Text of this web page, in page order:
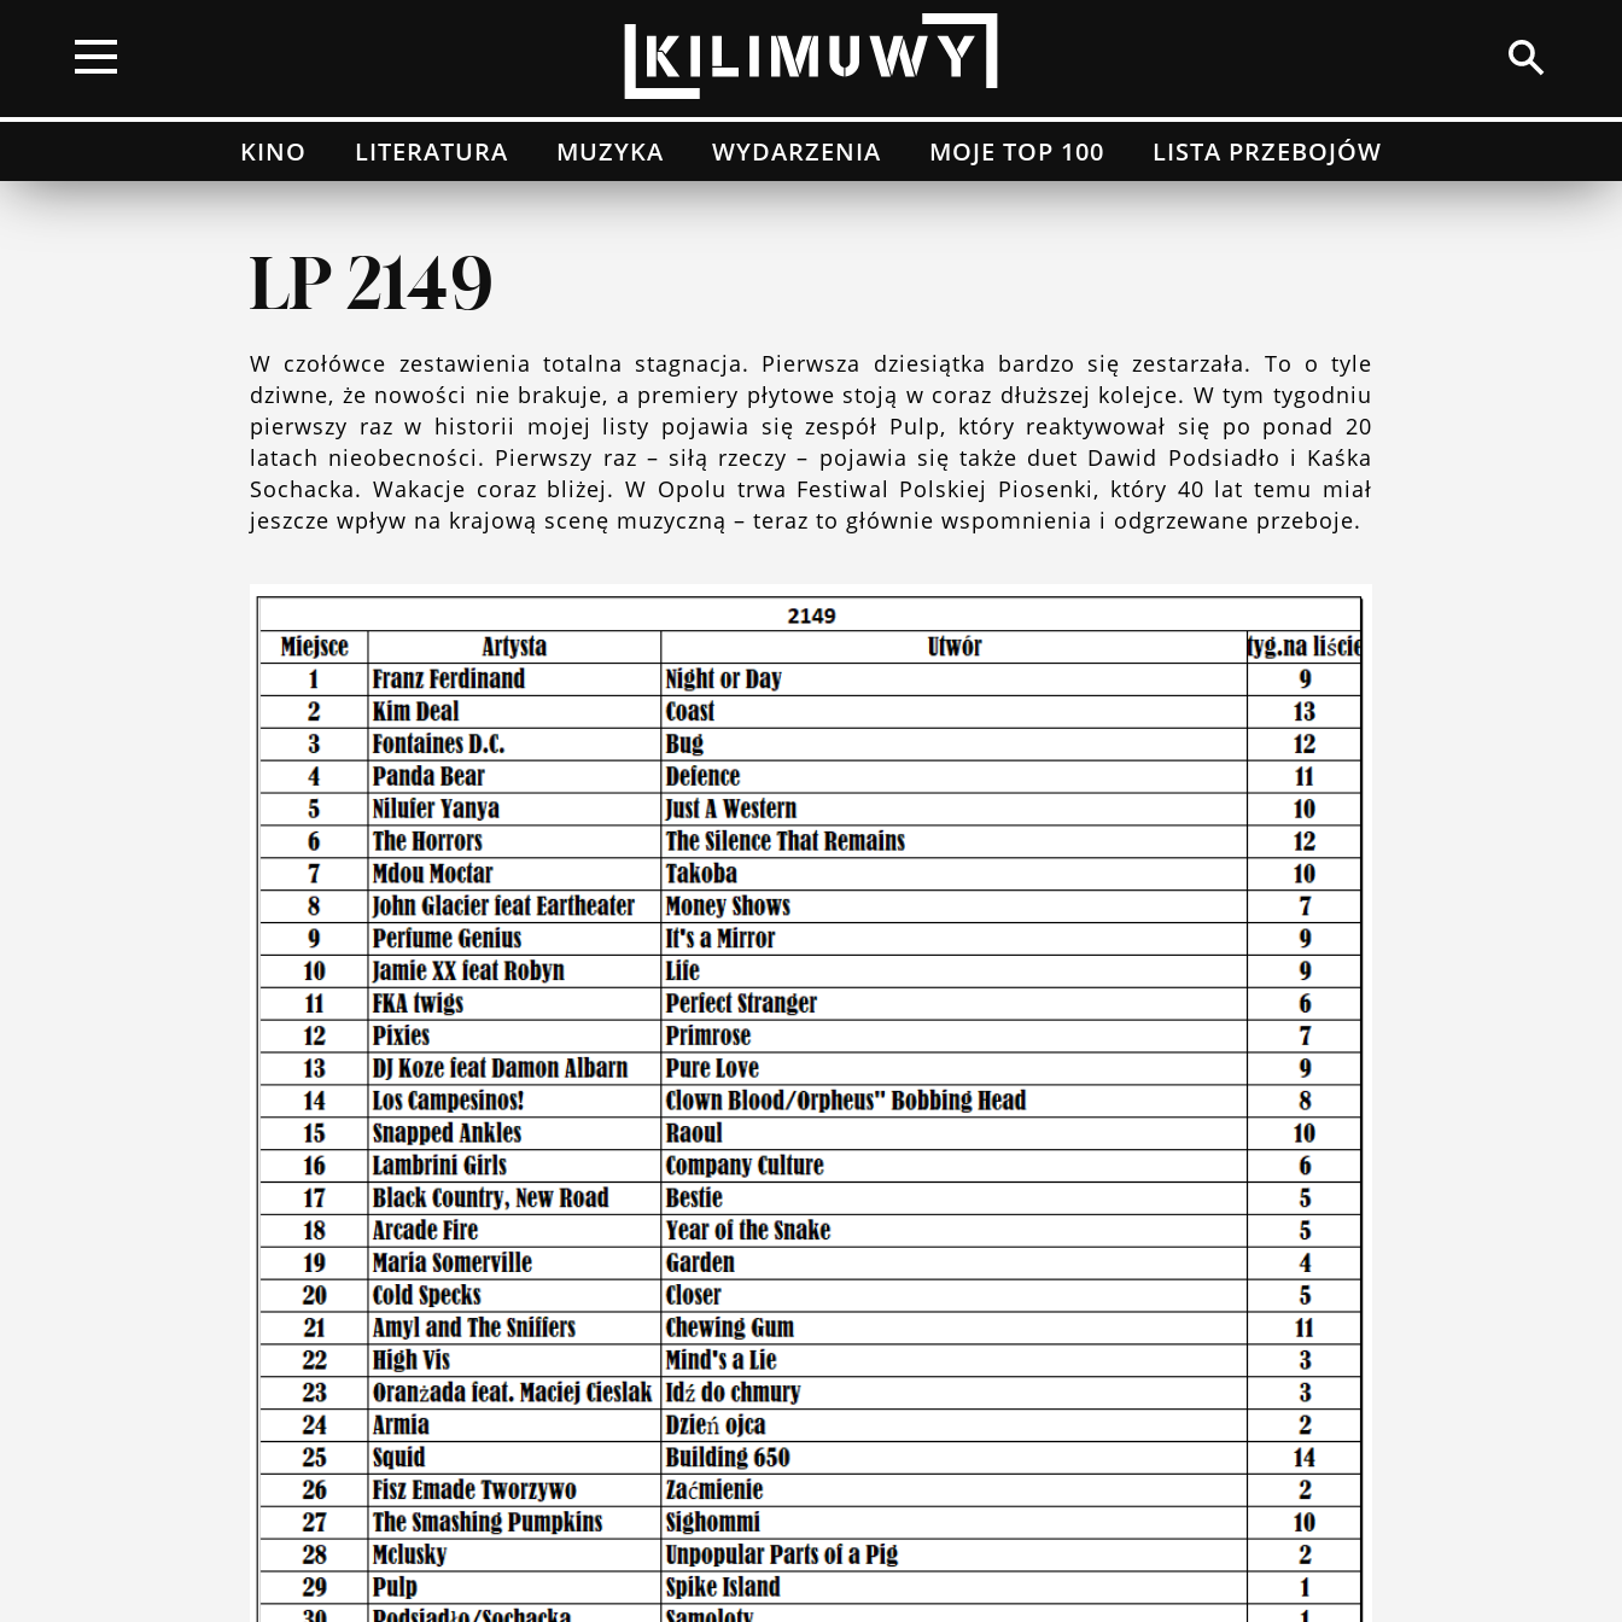
LP 2149
W czołówce zestawienia totalna stagnacja. Pierwsza dziesiątka bardzo się zestarzała. To o tyle
dziwne, że nowości nie brakuje, a premiery płytowe stoją w coraz dłuższej kolejce. W tym tygodniu
pierwszy raz w historii mojej listy pojawia się zespół Pulp, który reaktywował się po ponad 20
latach nieobecności. Pierwszy raz – siłą rzeczy – pojawia się także duet Dawid Podsiadło i Kaśka
Sochacka. Wakacje coraz bliżej. W Opolu trwa Festiwal Polskiej Piosenki, który 40 lat temu miał
jeszcze wpływ na krajową scenę muzyczną – teraz to głównie wspomnienia i odgrzewane przeboje.
×
KINO LITERATURA MUZYKA WYDARZENIA MOJE TOP 100 LISTA PRZEBOJÓW
Muzyka
Wydarzenia
Moje top 100
Lista przebojów